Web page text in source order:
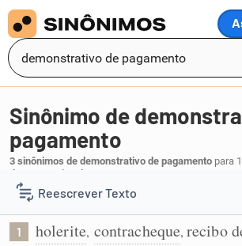
Reescrever Texto
Resumir Texto
Sinônimo de
pagamento
3 sinônimos de demonstrativo de pagamento para
demonstrativo de pagamento
Documento que comprova o
1 holerite, contracheque,recibo